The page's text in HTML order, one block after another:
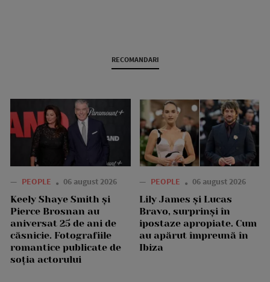
RECOMANDARI
— PEOPLE 06 august 2026
Keely Shaye Smith și
Pierce Brosnan au
aniversat 25 de ani de
căsnicie. Fotografiile
romantice publicate de
soția actorului
— PEOPLE 06 august 2026
Lily James și Lucas
Bravo, surprinși în
ipostaze apropiate. Cum
au apărut împreună în
Ibiza